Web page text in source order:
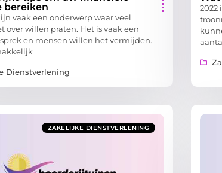
bereiken
vaak een onderwerp waar veel
over willen praten. Het is vaak een
en mensen willen het vermijden.
Dienstverlening
2022
ZAKELIJKE DIENSTVERLENING